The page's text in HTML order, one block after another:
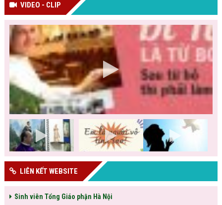
VIDEO - CLIP
LIÊN KẾT WEBSITE
Sinh viên Tổng Giáo phận Hà Nội